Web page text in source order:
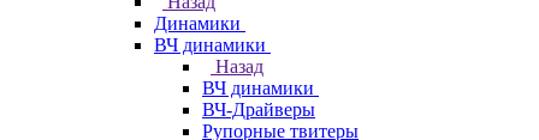
Динамики
ВЧ динамики
Назад
ВЧ динамики
ВЧ-Драйверы
Рупорные твитеры